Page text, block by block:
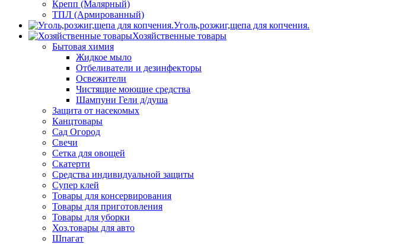
Крепп (Малярный)
ТПЛ (Армированный)
Уголь,розжиг,щепа для копчения.
Хозяйственные товары
Бытовая химия
Жидкое мыло
Отбеливатели и дезинфекторы
Освежители
Чистящие моющие средства
Шампуни Гели д/душа
Защита от насекомых
Канцтовары
Сад Огород
Свечи
Сетка для овощей
Скатерти
Средства индивидуальной защиты
Супер клей
Товары для консервирования
Товары для приготовления
Товары для уборки
Хоз.товары для авто
Шпагат